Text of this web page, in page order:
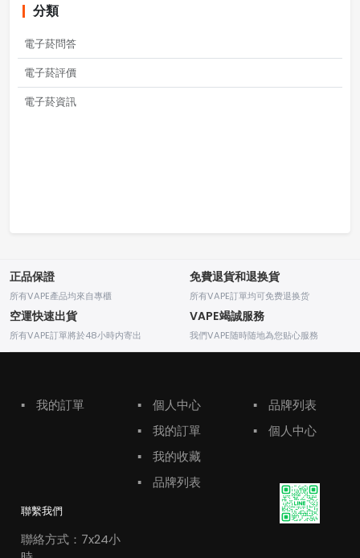
分類
電子菸問答
電子菸評價
電子菸資訊
正品保證
所有VAPE產品均來自專櫃
免費退貨和退换貨
所有VAPE訂單均可免费退换货
空運快速出貨
所有VAPE訂單將於48小時内寄出
VAPE竭誠服務
我們VAPE随時随地為您贴心服務
▪ 我的訂單 ▪
個人中心
▪
我的訂單
▪
我的收藏
▪
品牌列表
▪
品牌列表
▪
個人中心
聯繫我們
聯絡方式：7x24小